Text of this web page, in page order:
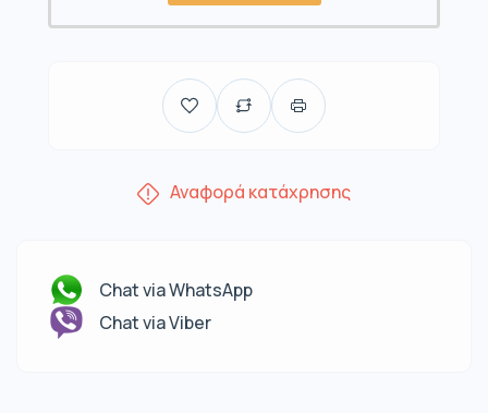
Αναφορά κατάχρησης
Chat via WhatsApp
Chat via Viber